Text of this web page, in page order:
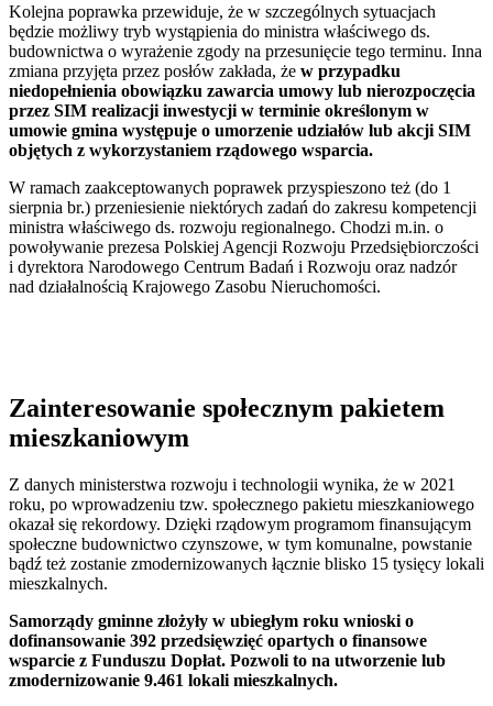
Kolejna poprawka przewiduje, że w szczególnych sytuacjach
będzie możliwy tryb wystąpienia do ministra właściwego ds.
budownictwa o wyrażenie zgody na przesunięcie tego terminu. Inna
zmiana przyjęta przez posłów zakłada, że w przypadku
niedopełnienia obowiązku zawarcia umowy lub nierozpoczęcia
przez SIM realizacji inwestycji w terminie określonym w
umowie gmina występuje o umorzenie udziałów lub akcji SIM
objętych z wykorzystaniem rządowego wsparcia.
W ramach zaakceptowanych poprawek przyspieszono też (do 1
sierpnia br.) przeniesienie niektórych zadań do zakresu kompetencji
ministra właściwego ds. rozwoju regionalnego. Chodzi m.in. o
powoływanie prezesa Polskiej Agencji Rozwoju Przedsiębiorczości
i dyrektora Narodowego Centrum Badań i Rozwoju oraz nadzór
nad działalnością Krajowego Zasobu Nieruchomości.
Zainteresowanie społecznym pakietem
mieszkaniowym
Z danych ministerstwa rozwoju i technologii wynika, że w 2021
roku, po wprowadzeniu tzw. społecznego pakietu mieszkaniowego
okazał się rekordowy. Dzięki rządowym programom finansującym
społeczne budownictwo czynszowe, w tym komunalne, powstanie
bądź też zostanie zmodernizowanych łącznie blisko 15 tysięcy lokali
mieszkalnych.
Samorządy gminne złożyły w ubiegłym roku wnioski o
dofinansowanie 392 przedsięwzięć opartych o finansowe
wsparcie z Funduszu Dopłat. Pozwoli to na utworzenie lub
zmodernizowanie 9.461 lokali mieszkalnych.